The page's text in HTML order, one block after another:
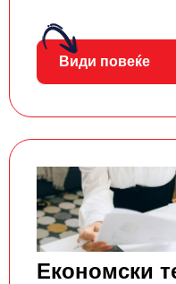
Види повеќе
Економски